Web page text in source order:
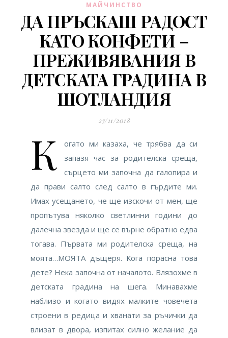
МАЙЧИНСТВО
ДА ПРЪСКАШ РАДОСТ
КАТО КОНФЕТИ –
ПРЕЖИВЯВАНИЯ В
ДЕТСКАТА ГРАДИНА В
ШОТЛАНДИЯ
27/11/2018
К
огато ми казаха, че трябва да си
запазя час за родителска среща,
сърцето ми започна да галопира и
да прави салто след салто в гърдите ми.
Имах усещането, че ще изскочи от мен, ще
пропътува няколко светлинни години до
далечна звезда и ще се върне обратно едва
тогава. Първата ми родителска среща, на
моята…МОЯТА дъщеря. Кога порасна това
дете? Нека започна от началото. Влязохме в
детската градина на шега. Минавахме
наблизо и когато видях малките човечета
строени в редица и хванати за ръчички да
влизат в двора, изпитах силно желание да